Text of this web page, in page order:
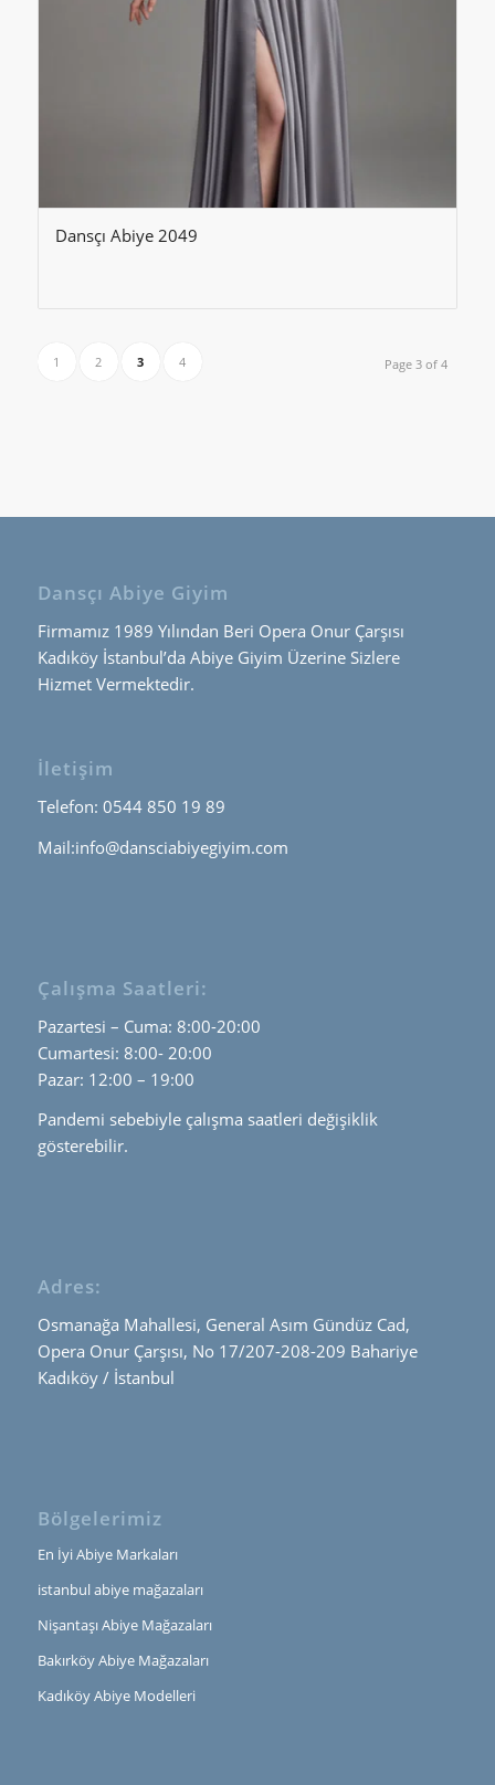
Dansçı Abiye 2049
Page 3 of 4
1 2 3 4
Dansçı Abiye Giyim
Firmamız 1989 Yılından Beri Opera Onur Çarşısı
Kadıköy İstanbul’da Abiye Giyim Üzerine Sizlere
Hizmet Vermektedir.
İletişim
Telefon: 0544 850 19 89
Mail:info@dansciabiyegiyim.com
Çalışma Saatleri:
Pazartesi – Cuma: 8:00-20:00
Cumartesi: 8:00- 20:00
Pazar: 12:00 – 19:00
Pandemi sebebiyle çalışma saatleri değişiklik
gösterebilir.
Adres:
Osmanağa Mahallesi, General Asım Gündüz Cad,
Opera Onur Çarşısı, No 17/207-208-209 Bahariye
Kadıköy / İstanbul
Bölgelerimiz
En İyi Abiye Markaları
istanbul abiye mağazaları
Nişantaşı Abiye Mağazaları
Bakırköy Abiye Mağazaları
Kadıköy Abiye Modelleri